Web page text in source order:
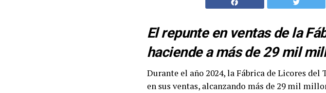
El repunte en ventas de la
haciende a más de 29 mil
Durante el año 2024, la Fábrica de Licores
en sus ventas, alcanzando más de 29 mil